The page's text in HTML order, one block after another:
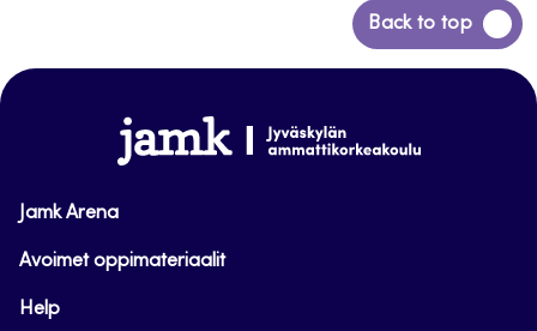
Back to top
Siirry
takaisin
www.jamk.fi
Jamk Arena
Avoimet oppimateriaalit
Help